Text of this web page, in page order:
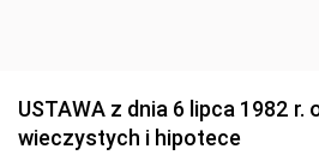
USTAWA z dnia 6 lipca 1982 r.
wieczystych i hipotece